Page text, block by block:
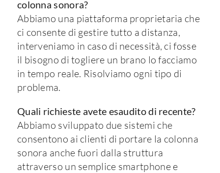
colonna sonora?
Abbiamo una piattaforma proprietaria che
ci consente di gestire tutto a distanza,
interveniamo in caso di necessità, ci fosse
il bisogno di togliere un brano lo facciamo
in tempo reale. Risolviamo ogni tipo di
problema.
Quali richieste avete esaudito di recente?
Abbiamo sviluppato due sistemi che
consentono ai clienti di portare la colonna
sonora anche fuori dalla struttura
attraverso un semplice smartphone e